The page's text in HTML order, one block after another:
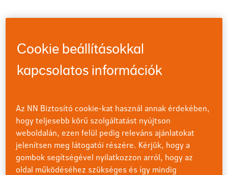
Kereső
Szolgáltatásainkkal kapcsolatos gyakori kérdéseinkre
kereshet az Ügyfélszolgálat menüponton belül a 'Miben
segíthetünk?' cím alatti keresőnkben.
Cookie beállításokkal
kapcsolatos információk
Az NN Biztosító cookie-kat használ annak érdekében,
hogy teljesebb körű szolgáltatást nyújtson
weboldalán, ezen felül pedig releváns ajánlatokat
jelenítsen meg látogatói részére. Kérjük, hogy a
gombok segítségével nyilatkozzon arról, hogy az
oldal működéséhez szükséges és így mindig